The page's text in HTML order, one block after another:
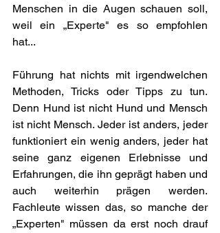
Menschen in die Augen schauen soll,
weil ein „Experte" es so empfohlen
hat...
Führung hat nichts mit irgendwelchen
Methoden, Tricks oder Tipps zu tun.
Denn Hund ist nicht Hund und Mensch
ist nicht Mensch. Jeder ist anders, jeder
funktioniert ein wenig anders, jeder hat
seine ganz eigenen Erlebnisse und
Erfahrungen, die ihn geprägt haben und
auch weiterhin prägen werden.
Fachleute wissen das, so manche der
„Experten" müssen da erst noch drauf